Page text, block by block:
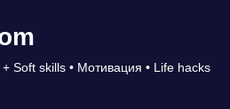
Soft skills • Мотивация • Life hacks